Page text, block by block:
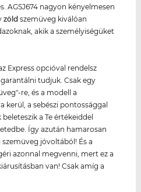
AGSJ674 nagyon kényelmesen
zöld szemüveg kiválóan
akik a személyiségüket
Express opcióval rendelsz
tudjuk. Csak egy
re, és a modell a
a sebészi pontossággal
a Te értékeiddel
Így azután hamarosan
jóvoltából! És a
azonnal megvenni, mert ez a
van! Csak amíg a